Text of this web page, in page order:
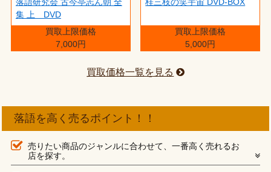
落語研究会 古今亭志ん朝 全
集 上 DVD
買取上限価格
7,000円
桂三枝の笑宇宙 DVD-BOX
買取上限価格
5,000円
買取価格一覧を見る
落語を高く売るポイント！！
売りたい商品のジャンルに合わせて、一番高く売れるお
店を探す。